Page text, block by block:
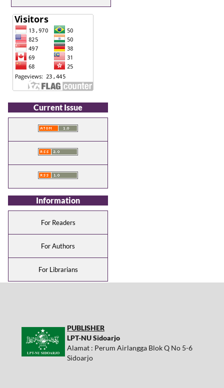
Current Issue
Information
For Readers
For Authors
For Librarians
PUBLISHER
LPT-NU Sidoarjo
Alamat : Perum Airlangga Blok Q No 5-6
Sidoarjo